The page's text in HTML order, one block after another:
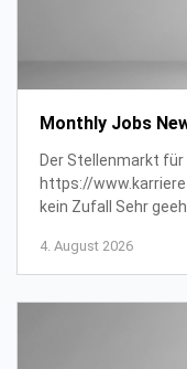
Monthly Jobs
Der Stellenmarkt
https://
kein Zufall Sehr
4. August 2026